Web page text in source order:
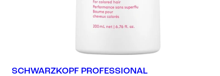
SCHWARZKOPF PROFESSIONAL